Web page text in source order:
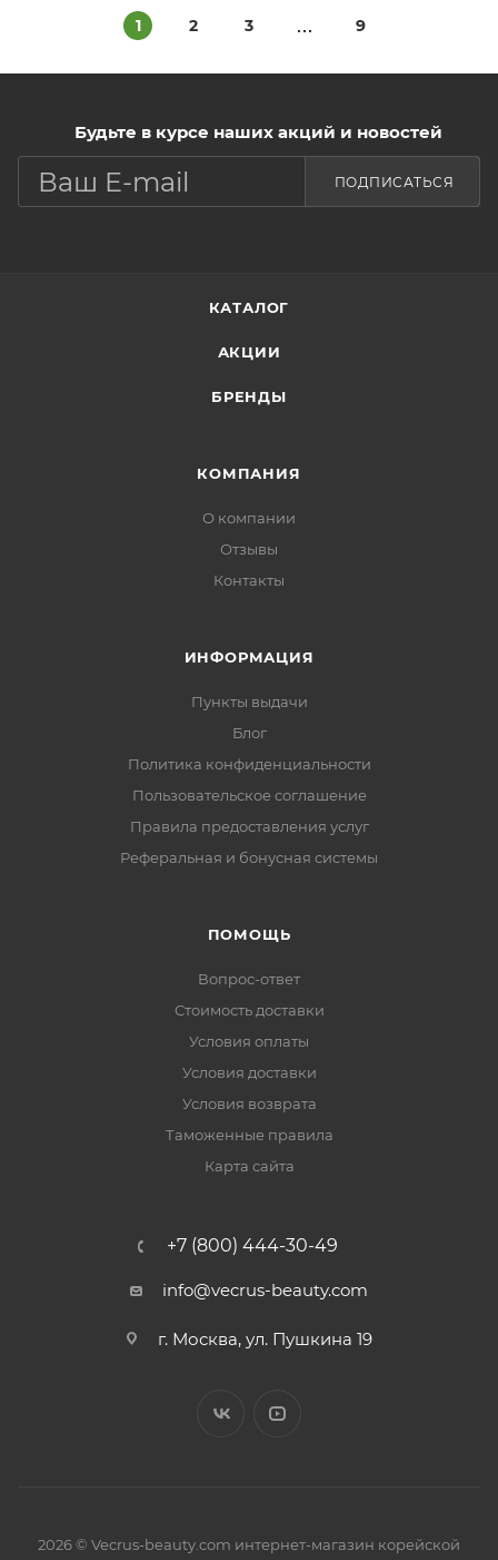
1 2 3 9
Будьте в курсе наших акций и новостей
ПОДПИСАТЬСЯ
КАТАЛОГ
АКЦИИ
БРЕНДЫ
КОМПАНИЯ
О компании
Отзывы
Контакты
ИНФОРМАЦИЯ
Пункты выдачи
Блог
Политика конфиденциальности
Пользовательское соглашение
Правила предоставления услуг
Реферальная и бонусная системы
ПОМОЩЬ
Вопрос-ответ
Стоимость доставки
Условия оплаты
Условия доставки
Условия возврата
Таможенные правила
Карта сайта
+7 (800) 444-30-49
info@vecrus-beauty.com
г. Москва, ул. Пушкина 19
2026 © Vecrus-beauty.com интернет-магазин корейской